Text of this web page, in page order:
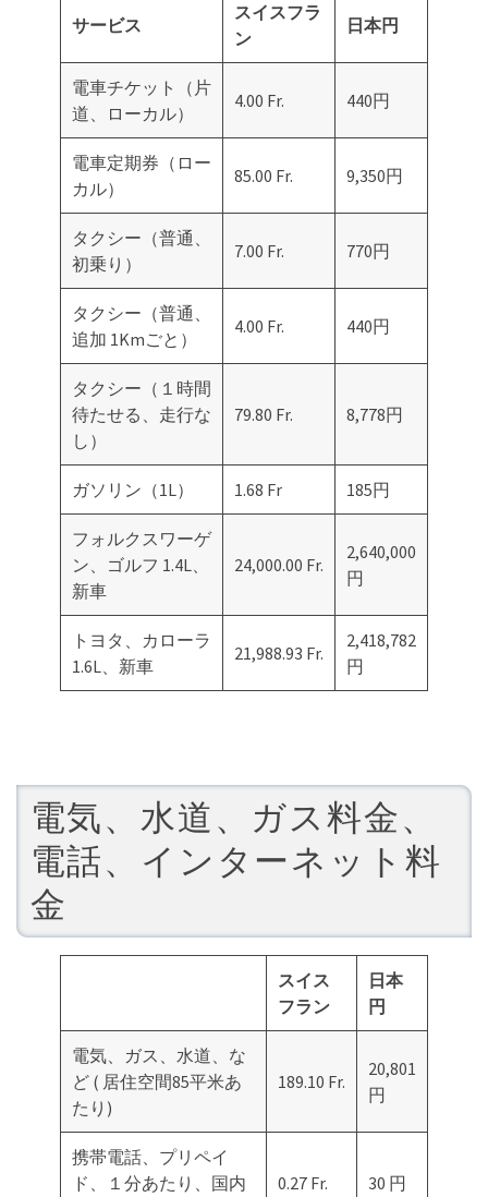
サービス
スイスフラ
ン
日本円
電車チケット（片
道、ローカル）
4.00 Fr. 440円
電車定期券（ロー
カル）
85.00 Fr. 9,350円
タクシー（普通、
初乗り）
7.00 Fr. 770円
タクシー（普通、
追加 1Kmごと）
4.00 Fr. 440円
タクシー（１時間
待たせる、走行な
し）
79.80 Fr. 8,778円
ガソリン（1L） 1.68 Fr 185円
フォルクスワーゲ
ン、ゴルフ 1.4L、
新車
24,000.00 Fr.
2,640,000
円
トヨタ、カローラ
1.6L、新車
21,988.93 Fr.
2,418,782
円
電気、水道、ガス料金、
電話、インターネット料
金
スイス
フラン
日本
円
電気、ガス、水道、な
ど ( 居住空間85平米あ
たり)
189.10 Fr.
20,801
円
携帯電話、プリペイ
ド、１分あたり、国内
0.27 Fr. 30 円